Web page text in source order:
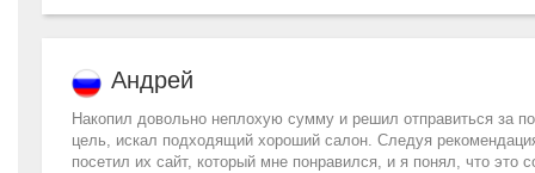
Андрей
Накопил довольно неплохую сумму и решил отправиться за
цель, искал подходящий хороший салон. Следуя
посетил их сайт, который мне понравился, и я понял, что